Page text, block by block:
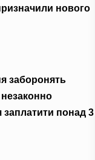
нового
заборонять
понад 3